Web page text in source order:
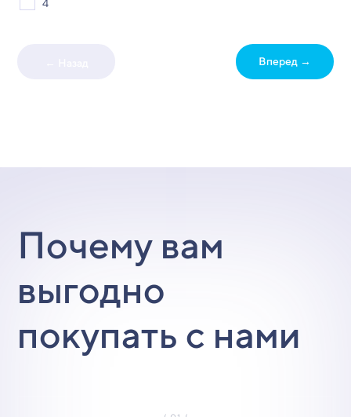
4
Вперед →
Почему вам
выгодно
покупать с нами